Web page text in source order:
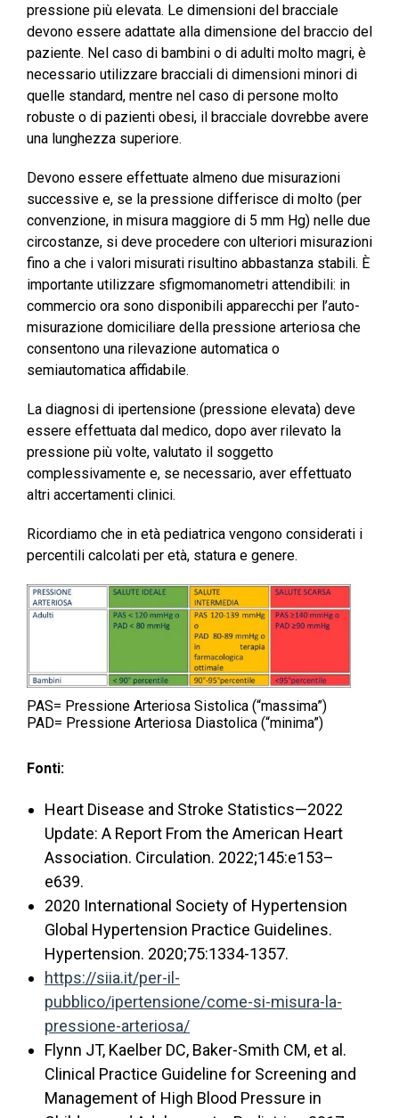
pressione più elevata. Le dimensioni del bracciale
devono essere adattate alla dimensione del braccio del
paziente. Nel caso di bambini o di adulti molto magri, è
necessario utilizzare bracciali di dimensioni minori di
quelle standard, mentre nel caso di persone molto
robuste o di pazienti obesi, il bracciale dovrebbe avere
una lunghezza superiore.
Devono essere effettuate almeno due misurazioni
successive e, se la pressione differisce di molto (per
convenzione, in misura maggiore di 5 mm Hg) nelle due
circostanze, si deve procedere con ulteriori misurazioni
fino a che i valori misurati risultino abbastanza stabili. È
importante utilizzare sfigmomanometri attendibili: in
commercio ora sono disponibili apparecchi per l’auto-
misurazione domiciliare della pressione arteriosa che
consentono una rilevazione automatica o
semiautomatica affidabile.
La diagnosi di ipertensione (pressione elevata) deve
essere effettuata dal medico, dopo aver rilevato la
pressione più volte, valutato il soggetto
complessivamente e, se necessario, aver effettuato
altri accertamenti clinici.
Ricordiamo che in età pediatrica vengono considerati i
percentili calcolati per età, statura e genere.
PAS= Pressione Arteriosa Sistolica (“massima”)
PAD= Pressione Arteriosa Diastolica (“minima”)
Fonti:
Heart Disease and Stroke Statistics—2022
Update: A Report From the American Heart
Association. Circulation. 2022;145:e153–
e639.
2020 International Society of Hypertension
Global Hypertension Practice Guidelines.
Hypertension. 2020;75:1334-1357.
https://siia.it/per-il-
pubblico/ipertensione/come-si-misura-la-
pressione-arteriosa/
Flynn JT, Kaelber DC, Baker-Smith CM, et al.
Clinical Practice Guideline for Screening and
Management of High Blood Pressure in